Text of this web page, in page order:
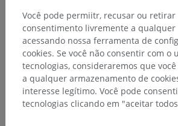
Hierarquia anatômica
Anatomia veterinária
Partes do corpo> Membro pélvico>
Você pode permiitr, recusar ou retirar
consentimento livremente a qualquer
acessando nossa ferramenta de
cookies. Se você não consentir com o
tecnologias, consideraremos que
a qualquer armazenamento de
interesse legítimo. Você pode
tecnologias clicando em "aceitar